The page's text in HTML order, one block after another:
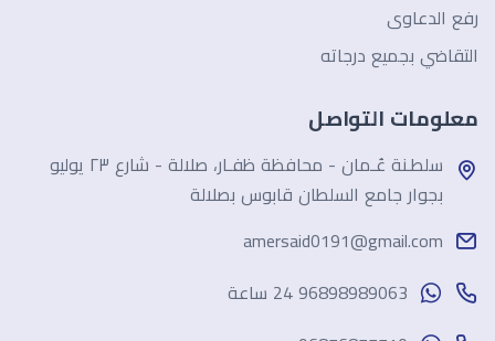
رفع الدعاوى
التقاضي بجميع درجاته
معلومات التواصل
سلطـنة عُـمان - محافظة ظفـار، صلالة - شارع ٢٣ يوليو
بجوار جامع السلطان قابوس بصلالة
amersaid0191@gmail.com
96898989063 24 ساعة